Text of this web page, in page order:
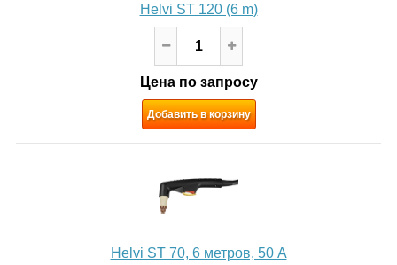
Helvi ST 120 (6 m)
Цена по запросу
Добавить в корзину
Helvi ST 70, 6 метров, 50 А